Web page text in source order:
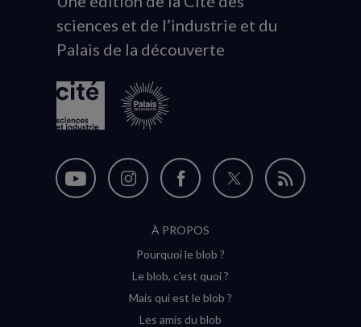
du
logo
sciences et de l’industrie et du
Palais de la découverte
Nous
Nous
Instagram
(nouvelle
Nous
sur
Facebook
(nouvelle
Nous
Flux
À PROPOS
Pourquoi le blob ?
Le blob, c'est quoi ?
Mais qui est le blob ?
Les amis du blob